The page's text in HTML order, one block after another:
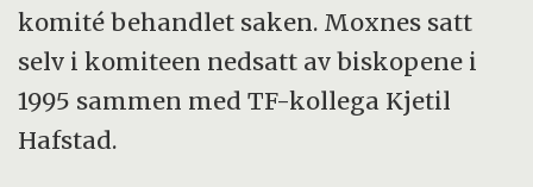
komité behandlet saken. Moxnes satt
selv i komiteen nedsatt av biskopene i
1995 sammen med TF-kollega Kjetil
Hafstad.